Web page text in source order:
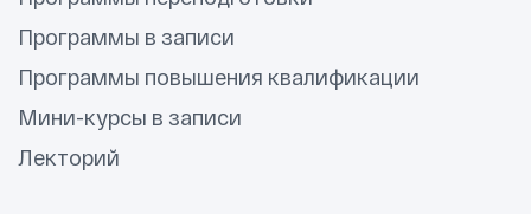
Программы в записи
Программы повышения квалификации
Мини-курсы в записи
Лекторий